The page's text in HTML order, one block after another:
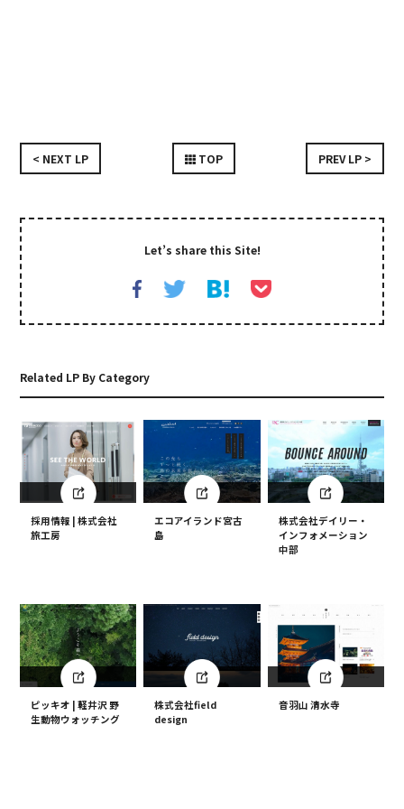
< NEXT LP TOP PREV LP >
Let’s share this Site!
Related LP By Category
採用情報 | 株式会社
旅工房
エコアイランド宮古
島
株式会社デイリー・
インフォメーション
中部
ピッキオ | 軽井沢 野
生動物ウォッチング
株式会社field
design
音羽山 清水寺